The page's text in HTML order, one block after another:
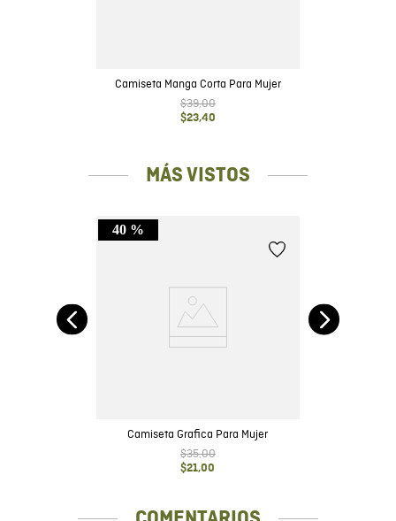
Camiseta Manga Corta Para Mujer
$39,00
$23,40
MÁS VISTOS
40 %
Camiseta Grafica Para Mujer
$35,00
$21,00